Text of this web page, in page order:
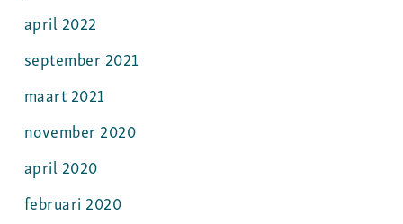
april 2022
september 2021
maart 2021
november 2020
april 2020
februari 2020